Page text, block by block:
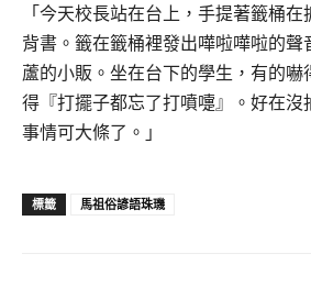
「今天校長站在台上，手提著籤桶
背書。籤在籤桶裡發出嘩啦嘩啦的聲
蘆的小販。坐在台下的學生，有的嚇
得『打擺子都忘了打噴嚏』。好在沒
事情可大條了。」
標籤 馬祖俗諺語珠璣